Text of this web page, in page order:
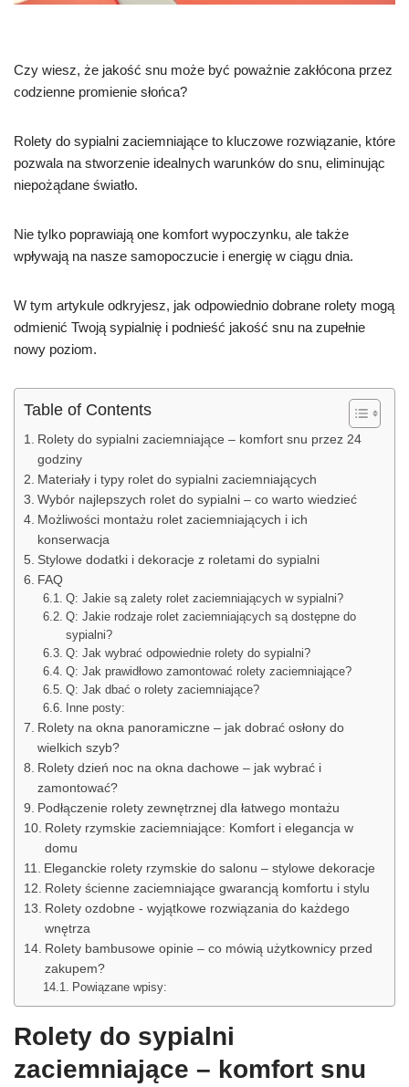
Czy wiesz, że jakość snu może być poważnie zakłócona przez
codzienne promienie słońca?
Rolety do sypialni zaciemniające to kluczowe rozwiązanie, które
pozwala na stworzenie idealnych warunków do snu, eliminując
niepożądane światło.
Nie tylko poprawiają one komfort wypoczynku, ale także
wpływają na nasze samopoczucie i energię w ciągu dnia.
W tym artykule odkryjesz, jak odpowiednio dobrane rolety mogą
odmienić Twoją sypialnię i podnieść jakość snu na zupełnie
nowy poziom.
Table of Contents
Rolety do sypialni zaciemniające – komfort snu przez 24
godziny
Materiały i typy rolet do sypialni zaciemniających
Wybór najlepszych rolet do sypialni – co warto wiedzieć
Możliwości montażu rolet zaciemniających i ich
konserwacja
Stylowe dodatki i dekoracje z roletami do sypialni
FAQ
Q: Jakie są zalety rolet zaciemniających w sypialni?
Q: Jakie rodzaje rolet zaciemniających są dostępne do
sypialni?
Q: Jak wybrać odpowiednie rolety do sypialni?
Q: Jak prawidłowo zamontować rolety zaciemniające?
Q: Jak dbać o rolety zaciemniające?
Inne posty:
Rolety na okna panoramiczne – jak dobrać osłony do
wielkich szyb?
Rolety dzień noc na okna dachowe – jak wybrać i
zamontować?
Podłączenie rolety zewnętrznej dla łatwego montażu
Rolety rzymskie zaciemniające: Komfort i elegancja w
domu
Eleganckie rolety rzymskie do salonu – stylowe dekoracje
Rolety ścienne zaciemniające gwarancją komfortu i stylu
Rolety ozdobne - wyjątkowe rozwiązania do każdego
wnętrza
Rolety bambusowe opinie – co mówią użytkownicy przed
zakupem?
Powiązane wpisy:
Rolety do sypialni
zaciemniające – komfort snu